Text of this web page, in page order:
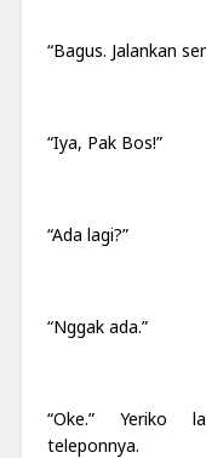
“Bagus. Jalankan
“Iya, Pak Bos!”
“Ada lagi?”
“Nggak ada.”
“Oke.” Yeriko
teleponnya.